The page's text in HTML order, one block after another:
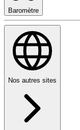
Baromètre
Nos autres sites